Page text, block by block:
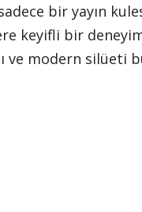
bir yayın
keyifli bir
ve modern silüeti